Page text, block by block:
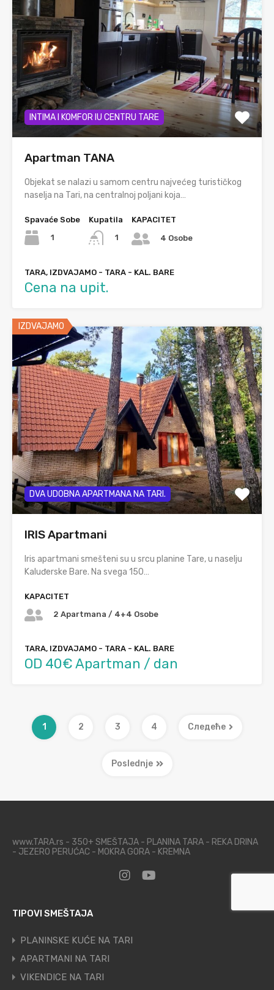
INTIMA I KOMFOR IU CENTRU TARE
Apartman TANA
Objekat se nalazi u samom centru najvećeg turističkog
naselja na Tari, na centralnoj poljani koja…
Spavaće Sobe
1
Kupatila
1
KAPACITET
4 Osobe
TARA, IZDVAJAMO - TARA - KAL. BARE
Cena na upit.
IZDVAJAMO
DVA UDOBNA APARTMANA NA TARI.
IRIS Apartmani
Iris apartmani smešteni su u srcu planine Tare, u naselju
Kaluđerske Bare. Na svega 150…
KAPACITET
2 Apartmana / 4+4 Osobe
TARA, IZDVAJAMO - TARA - KAL. BARE
OD 40€ Apartman / dan
1 2 3 4 Следеће
Poslednje
www.TARA.rs - 350+ SMEŠTAJA - PLANINA TARA - REKA DRINA
- JEZERO PERUĆAC - MOKRA GORA - KREMNA
TIPOVI SMEŠTAJA
PLANINSKE KUĆE NA TARI
APARTMANI NA TARI
VIKENDICE NA TARI